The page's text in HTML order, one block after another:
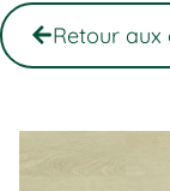
Retour aux